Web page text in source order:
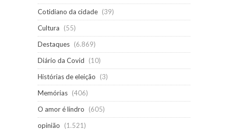
Cotidiano da cidade (39)
Cultura
(55)
Destaques (6.869)
Diário da Covid
(10)
Histórias de eleição
(3)
Memórias (406)
O amor é lindro
(605)
opinião
(1.521)